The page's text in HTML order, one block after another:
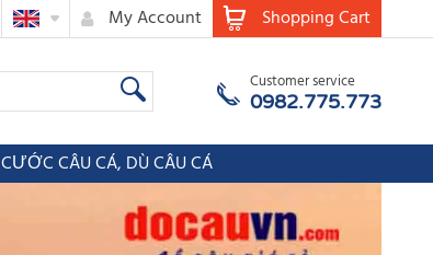
Shopping Cart
My Account
Customer service
0982.775.773
CƯỚC CÂU CÁ, DÙ CÂU CÁ